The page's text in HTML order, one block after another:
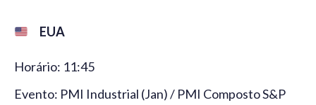
EUA
Horário: 11:45
Evento: PMI Industrial (Jan) / PMI Composto S&P